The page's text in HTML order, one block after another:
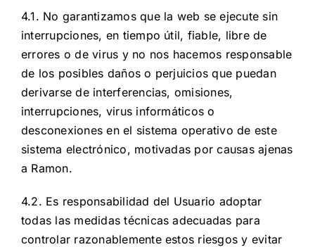
4.1. No garantizamos que la web se ejecute sin
interrupciones, en tiempo útil, fiable, libre de
errores o de virus y no nos hacemos responsable
de los posibles daños o perjuicios que puedan
derivarse de interferencias, omisiones,
interrupciones, virus informáticos o
desconexiones en el sistema operativo de este
sistema electrónico, motivadas por causas ajenas
a Ramon.
4.2. Es responsabilidad del Usuario adoptar
todas las medidas técnicas adecuadas para
controlar razonablemente estos riesgos y evitar